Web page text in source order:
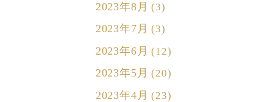
2023年8月 (3)
2023年7月 (3)
2023年6月 (12)
2023年5月 (20)
2023年4月 (23)